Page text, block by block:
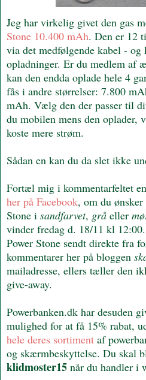
Jeg har virkelig givet den gas
Stone 10.400 mAh. Den er 12
via det medfølgende kabel -
opladninger. Er du medlem af
kan den endda oplade hele 4
fås i andre størrelser: 7.800
mAh. Vælg den der passer til
du mobilen mens den oplader,
koste mere strøm.
Sådan en kan du da slet ikke
Fortæl mig i kommentarfeltet
her på Facebook, om du
Stone i sandfarvet, grå eller
vinder fredag d. 18/11 kl
Power Stone sendt direkte fra
kommentarer her på bloggen
mailadresse, ellers tæller den
give-away.
Powerbanken.dk har desuden
mulighed for at få 15% rabat,
hele deres sortiment af
og skærmbeskyttelse. Du skal
klidmoster15 når du handler i